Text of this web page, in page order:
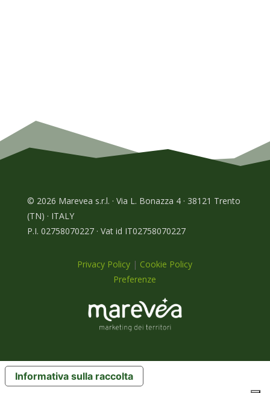
© 2026 Marevea s.r.l. · Via L. Bonazza 4 · 38121 Trento
(TN) · ITALY
P.I. 02758070227 · Vat id IT02758070227
Privacy Policy | Cookie Policy
Preferenze
Informativa sulla raccolta